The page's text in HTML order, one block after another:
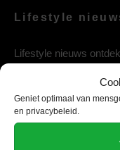
Geniet optimaal van
en privacybeleid.
Lifestyle
Lifestyle nieuws
entertainment, mode,